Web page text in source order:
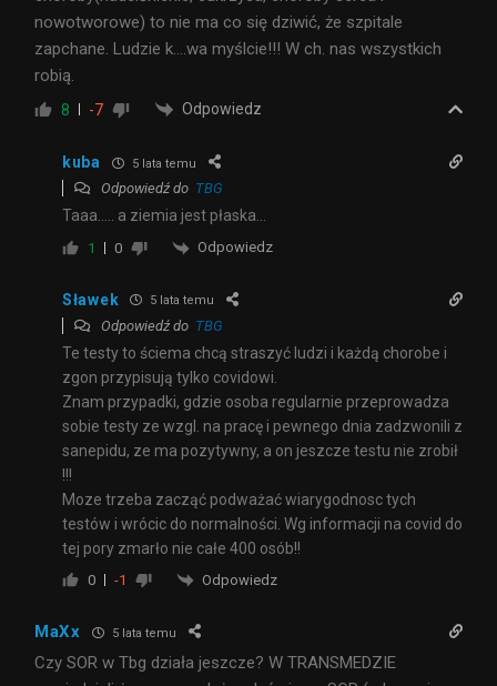
nowotworowe) to nie ma co się dziwić, że szpitale
zapchane. Ludzie k….wa myślcie!!! W ch. nas wszystkich
robią.
8 -7 Odpowiedz
kuba 5 lata temu
Odpowiedź do TBG
Taaa….. a ziemia jest płaska…
1 0 Odpowiedz
Sławek 5 lata temu
Odpowiedź do TBG
Te testy to ściema chcą straszyć ludzi i każdą chorobe i
zgon przypisują tylko covidowi.
Znam przypadki, gdzie osoba regularnie przeprowadza
sobie testy ze wzgl. na pracę i pewnego dnia zadzwonili z
sanepidu, ze ma pozytywny, a on jeszcze testu nie zrobił
!!!
Moze trzeba zacząć podważać wiarygodnosc tych
testów i wrócic do normalności. Wg informacji na covid do
tej pory zmarło nie całe 400 osób!!
0 -1 Odpowiedz
MaXx 5 lata temu
Czy SOR w Tbg działa jeszcze? W TRANSMEDZIE